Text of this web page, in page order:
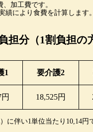
加工費です。
により食費を計算します。
担分（1割負担の
1 要介護2
18,525円
伴い1単位当たり10,14円